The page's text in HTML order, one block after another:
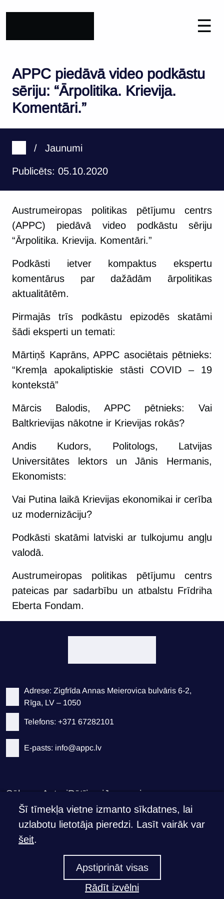
☰
APPC piedāvā video podkāstu
sēriju: “Ārpolitika. Krievija.
Komentāri.”
/ Jaunumi
Publicēts: 05.10.2020
Austrumeiropas politikas pētījumu centrs
(APPC) piedāvā video podkāstu sēriju
“Ārpolitika. Krievija. Komentāri.”
Podkāsti ietver kompaktus ekspertu
komentārus par dažādām ārpolitikas
aktualitātēm.
Pirmajās trīs podkāstu epizodēs skatāmi
šādi eksperti un temati:
Mārtiņš Kaprāns, APPC asociētais pētnieks:
“Kremļa apokaliptiskie stāsti COVID – 19
kontekstā”
Mārcis Balodis, APPC pētnieks: Vai
Baltkrievijas nākotne ir Krievijas rokās?
Andis Kudors, Politologs, Latvijas
Universitātes lektors un Jānis Hermanis,
Ekonomists:
Vai Putina laikā Krievijas ekonomikai ir cerība
uz modernizāciju?
Podkāsti skatāmi latviski ar tulkojumu angļu
valodā.
Austrumeiropas politikas pētījumu centrs
pateicas par sadarbību un atbalstu Frīdriha
Eberta Fondam.
Adrese: Zigfrīda Annas Meierovica bulvāris 6-2,
Rīga, LV – 1050
Telefons: +371 67282101
E-pasts: info@appc.lv
Sākums AutoriPētījumiJaunumi
Privātuma politika
Atbalsti APPC
Ja Tev ir svarīgi, ko mēs darām
Šī tīmekļa vietne izmanto sīkdatnes, lai
uzlabotu lietotāja pieredzi. Lasīt vairāk var
šeit.
Apstiprināt visas
Rādīt izvēlni